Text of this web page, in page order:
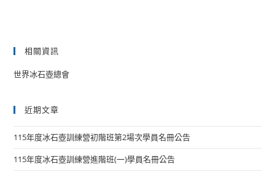
相關資訊
世界冰石壺總會
近期文章
115年度冰石壺訓練營初階班第2場次學員名冊公告
115年度冰石壺訓練營進階班(一)學員名冊公告